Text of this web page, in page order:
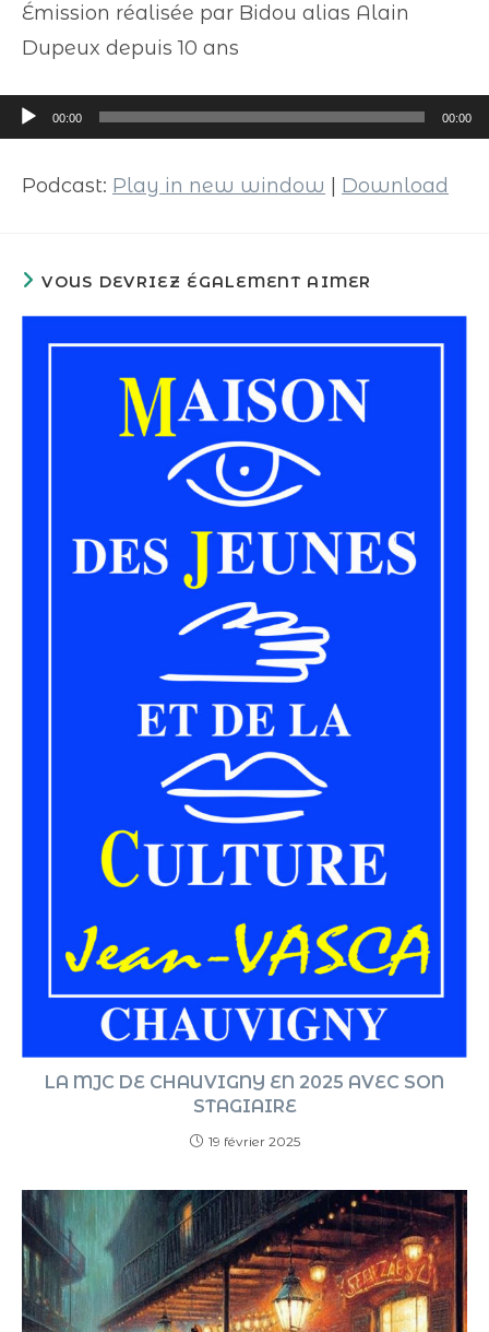
Émission réalisée par Bidou alias Alain
Dupeux depuis 10 ans
Lecteur
audio
00:00 00:00
Podcast: Play in new window Download
VOUS DEVRIEZ ÉGALEMENT AIMER
LA MJC DE CHAUVIGNY EN 2025 AVEC SON
STAGIAIRE
19 février 2025